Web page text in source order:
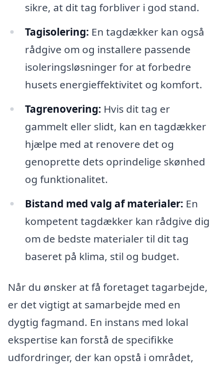
sikre, at dit tag forbliver i god stand.
Tagisolering: En tagdækker kan også
rådgive om og installere passende
isoleringsløsninger for at forbedre
husets energieffektivitet og komfort.
Tagrenovering: Hvis dit tag er
gammelt eller slidt, kan en tagdækker
hjælpe med at renovere det og
genoprette dets oprindelige skønhed
og funktionalitet.
Bistand med valg af materialer: En
kompetent tagdækker kan rådgive dig
om de bedste materialer til dit tag
baseret på klima, stil og budget.
Når du ønsker at få foretaget tagarbejde,
er det vigtigt at samarbejde med en
dygtig fagmand. En instans med lokal
ekspertise kan forstå de specifikke
udfordringer, der kan opstå i området,